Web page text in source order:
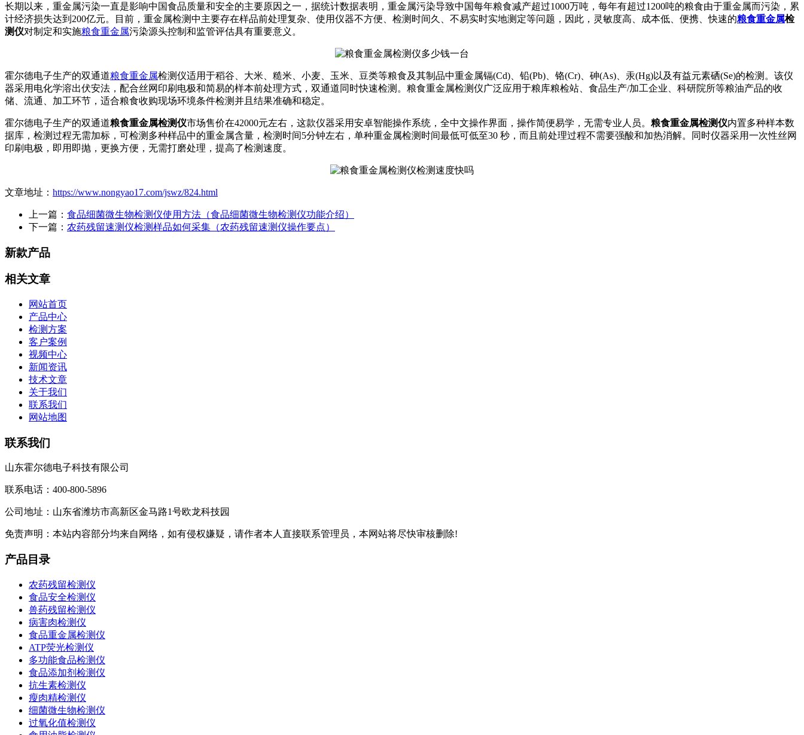
长期以来，重金属污染一直是影响中国食品质量和安全的主要原因之一，据统计数据表明，重金属污染导致中国每年粮食减产超过1000万吨，每年有超过1200吨的粮食由于重金属而污染，累
计经济损失达到200亿元。目前，重金属检测中主要存在样品前处理复杂、使用仪器不方便、检测时间久、不易实时实地测定等问题，因此，灵敏度高、成本低、便携、快速的粮食重金属检
测仪对制定和实施粮食重金属污染源头控制和监管评估具有重要意义。
霍尔德电子生产的双通道粮食重金属检测仪适用于稻谷、大米、糙米、小麦、玉米、豆类等粮食及其制品中重金属镉(Cd)、铅(Pb)、铬(Cr)、砷(As)、汞(Hg)以及有益元素硒(Se)的检测。该仪
器采用电化学溶出伏安法，配合丝网印刷电极和简易的样本前处理方式，双通道同时快速检测。粮食重金属检测仪广泛应用于粮库粮检站、食品生产/加工企业、科研院所等粮油产品的收
储、流通、加工环节，适合粮食收购现场环境条件检测并且结果准确和稳定。
霍尔德电子生产的双通道粮食重金属检测仪市场售价在42000元左右，这款仪器采用安卓智能操作系统，全中文操作界面，操作简便易学，无需专业人员。 粮食重金属检测仪内置多种样本数
据库，检测过程无需加标，可检测多种样品中的重金属含量，检测时间5分钟左右，单种重金属检测时间最低可低至30 秒，而且前处理过程不需要强酸和加热消解。同时仪器采用一次性丝网
印刷电极，即用即抛，更换方便，无需打磨处理，提高了检测速度。
文章地址： https://www.nongyao17.com/jswz/824.html
上一篇： 食品细菌微生物检测仪使用方法（食品细菌微生物检测仪功能介绍）
下一篇： 农药残留速测仪检测样品如何采集（农药残留速测仪操作要点）
新款产品
相关文章
网站首页
产品中心
检测方案
客户案例
视频中心
新闻资讯
技术文章
关于我们
联系我们
网站地图
联系我们
山东霍尔德电子科技有限公司
联系电话：400-800-5896
公司地址：山东省潍坊市高新区金马路1号欧龙科技园
免责声明：本站内容部分均来自网络，如有侵权嫌疑，请作者本人直接联系管理员，本网站将尽快审核删除!
产品目录
农药残留检测仪
食品安全检测仪
兽药残留检测仪
病害肉检测仪
食品重金属检测仪
ATP荧光检测仪
多功能食品检测仪
食品添加剂检测仪
抗生素检测仪
瘦肉精检测仪
细菌微生物检测仪
过氧化值检测仪